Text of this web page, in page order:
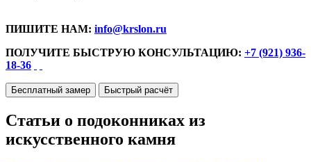
ПИШИТЕ НАМ: info@krslon.ru
ПОЛУЧИТЕ БЫСТРУЮ КОНСУЛЬТАЦИЮ: +7 (921) 936-
18-36
Бесплатный замер Быстрый расчёт
Статьи о подоконниках из
искусственного камня